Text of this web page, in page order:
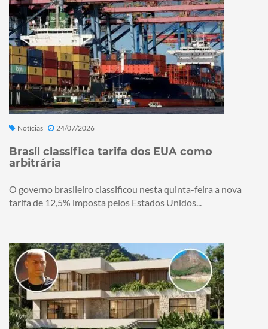
Notícias 24/07/2026
Brasil classifica tarifa dos EUA como
arbitrária
O governo brasileiro classificou nesta quinta-feira a nova
tarifa de 12,5% imposta pelos Estados Unidos...